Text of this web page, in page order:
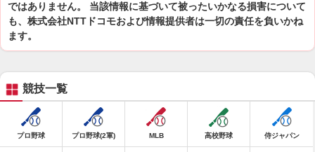
ではありません。 当該情報に基づいて被ったいかなる損害について
も、株式会社NTTドコモおよび情報提供者は一切の責任を負いかね
ます。
競技一覧
プロ野球 プロ野球(2軍) MLB 高校野球 侍ジャパン